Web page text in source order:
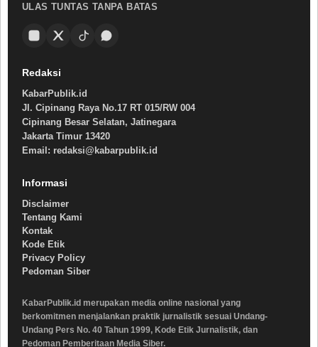
ULAS TUNTAS TANPA BATAS
Redaksi
KabarPublik.id
Jl. Cipinang Raya No.17 RT 015/RW 004
Cipinang Besar Selatan, Jatinegara
Jakarta Timur 13420
Email: redaksi@kabarpublik.id
Informasi
Disclaimer
Tentang Kami
Kontak
Kode Etik
Privacy Policy
Pedoman Siber
KabarPublik.id merupakan media online nasional yang
berkomitmen menjalankan praktik jurnalistik sesuai Undang-
Undang Pers No. 40 Tahun 1999, Kode Etik Jurnalistik, dan
Pedoman Pemberitaan Media Siber.